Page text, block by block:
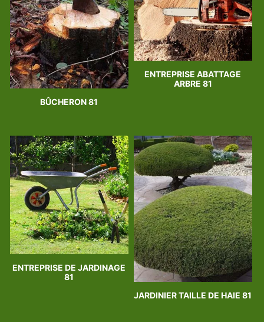
BÛCHERON 81
ENTREPRISE ABATTAGE
ARBRE 81
ENTREPRISE DE JARDINAGE
81
JARDINIER TAILLE DE HAIE 81